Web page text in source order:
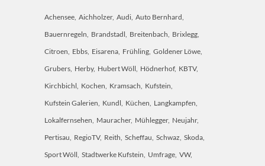
Achensee Aichholzer Audi Auto Bernhard
Bauernregeln Brandstadl Breitenbach Brixlegg
Citroen Ebbs Eisarena Frühling Goldener Löwe
Grubers Herby Hubert Wöll Hödnerhof KBTV
Kirchbichl Kochen Kramsach Kufstein
Kufstein Galerien Kundl Küchen Langkampfen
Lokalfernsehen Mauracher Mühlegger Neujahr
Pertisau RegioTV Reith Scheffau Schwaz Skoda
Sport Wöll Stadtwerke Kufstein Umfrage VW